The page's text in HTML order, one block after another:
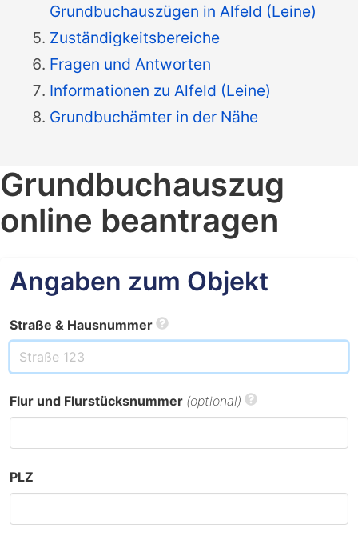
Grundbuchauszügen in Alfeld (Leine)
Zuständigkeitsbereiche
Fragen und Antworten
Informationen zu Alfeld (Leine)
Grundbuchämter in der Nähe
Grundbuchauszug
online beantragen
Angaben zum Objekt
Straße & Hausnummer
Flur und Flurstücksnummer (optional)
PLZ